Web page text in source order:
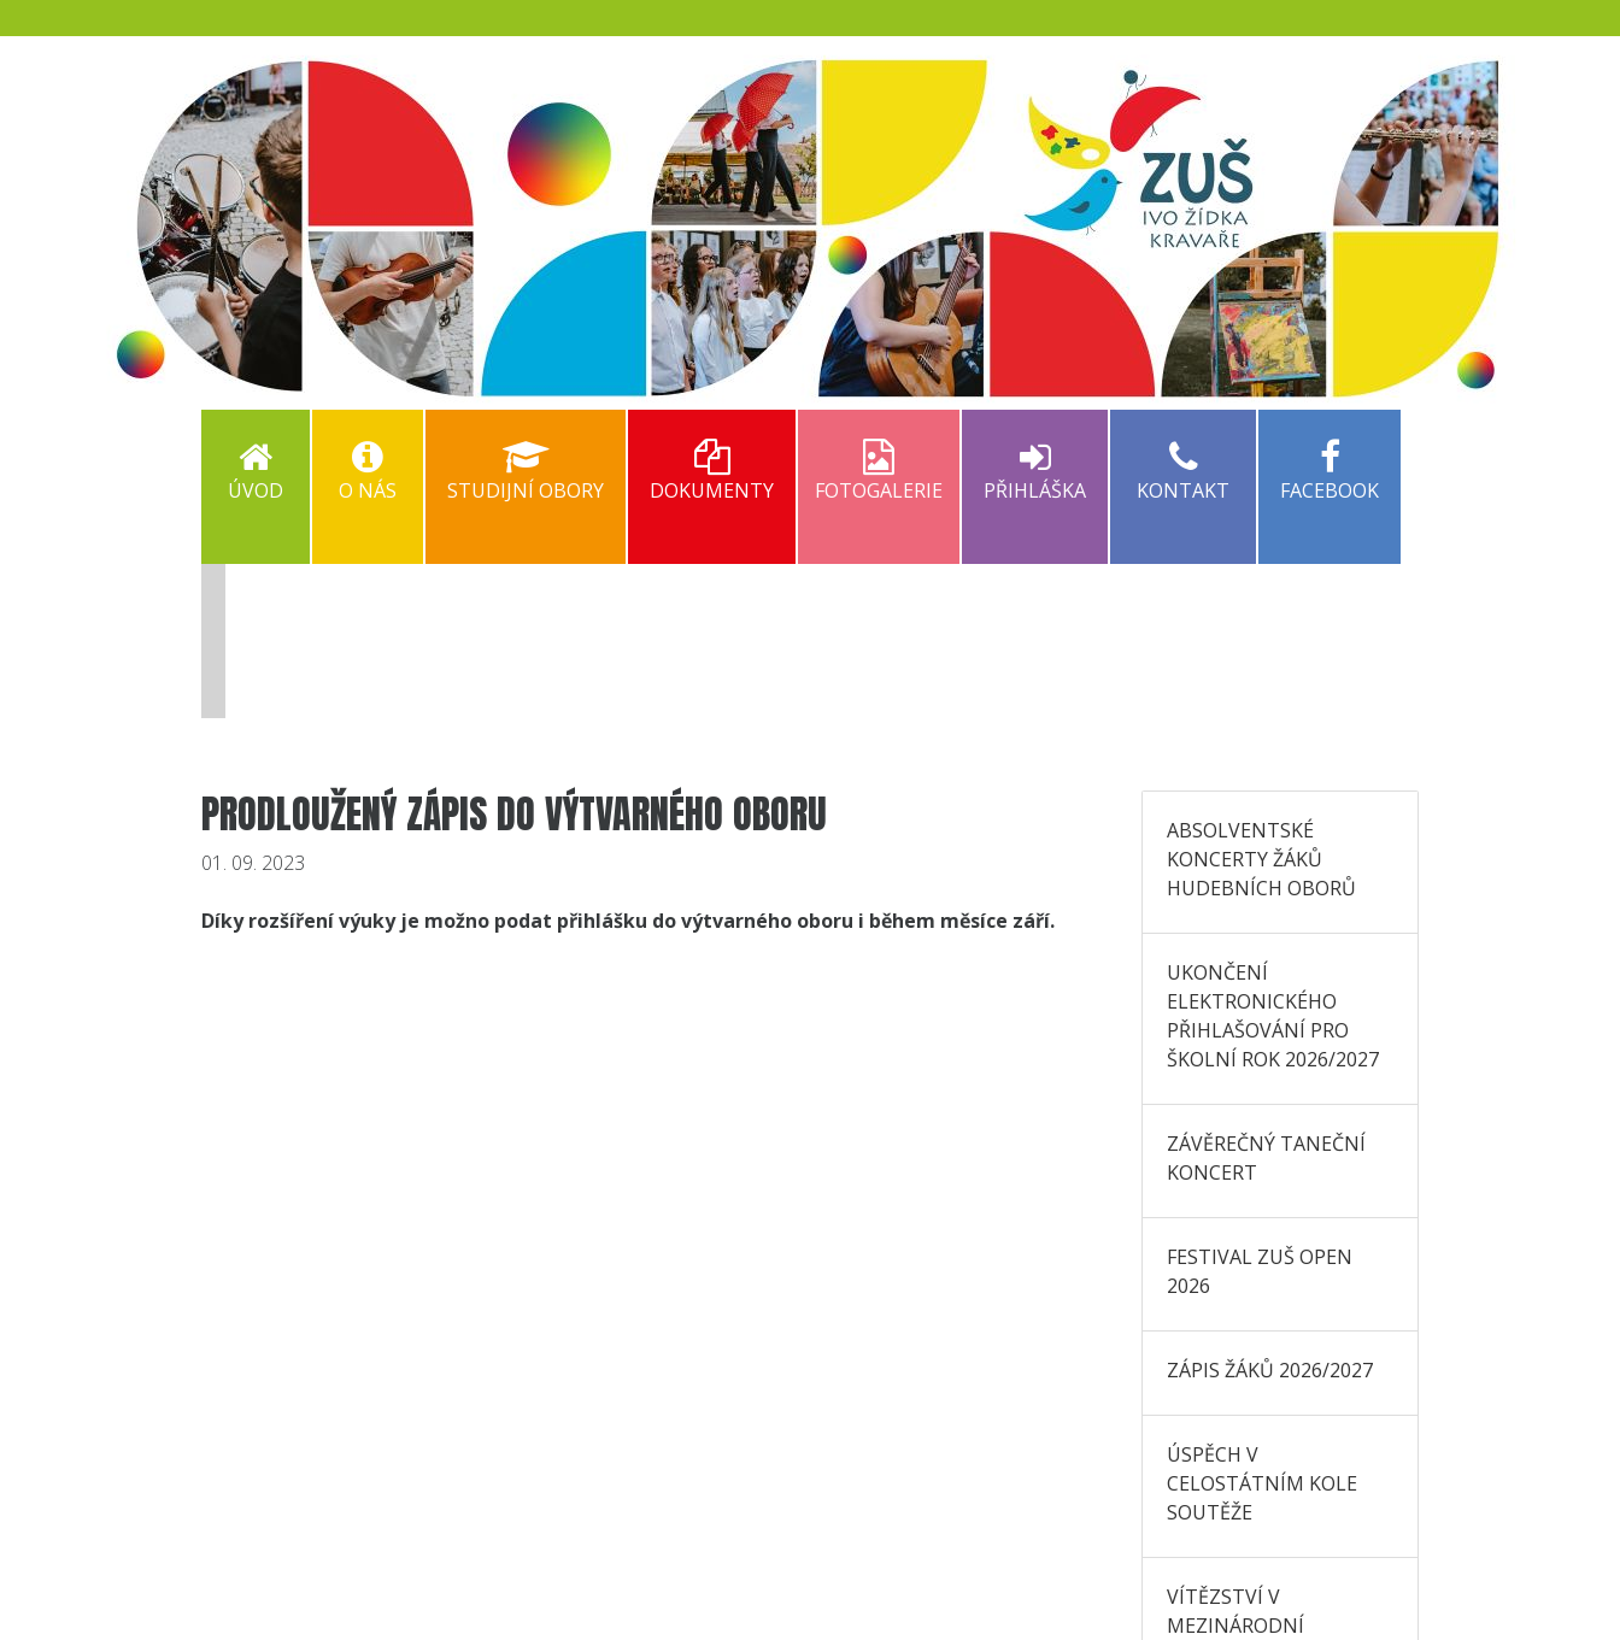
ÚVOD O NÁS STUDIJNÍ OBORY DOKUMENTY FOTOGALERIE PŘIHLÁŠKA KONTAKT FACEBOOK
PRODLOUŽENÝ ZÁPIS DO VÝTVARNÉHO OBORU
01. 09. 2023
Díky rozšíření výuky je možno podat přihlášku do výtvarného oboru i během měsíce září.
ABSOLVENTSKÉ
KONCERTY ŽÁKŮ
HUDEBNÍCH OBORŮ
UKONČENÍ
ELEKTRONICKÉHO
PŘIHLAŠOVÁNÍ PRO
ŠKOLNÍ ROK 2026/2027
ZÁVĚREČNÝ TANEČNÍ
KONCERT
FESTIVAL ZUŠ OPEN
2026
ZÁPIS ŽÁKŮ 2026/2027
ÚSPĚCH V
CELOSTÁTNÍM KOLE
SOUTĚŽE
VÍTĚZSTVÍ V
MEZINÁRODNÍ